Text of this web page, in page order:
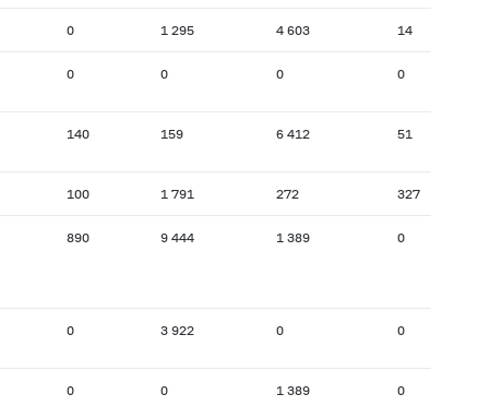
0 1 295 4 603 14
0 0 0 0
140 159 6 412 51
100 1 791 272 327
890 9 444 1 389 0
0 3 922 0 0
0 0 1 389 0